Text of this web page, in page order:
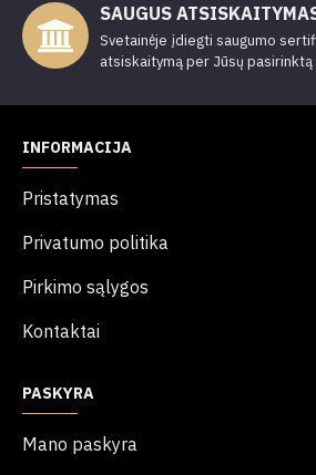
SAUGUS
Svetainėje įdiegti saugumo
atsiskaitymą per Jūsų pasirinktą
INFORMACIJA
Pristatymas
Privatumo politika
Pirkimo sąlygos
Kontaktai
PASKYRA
Mano paskyra